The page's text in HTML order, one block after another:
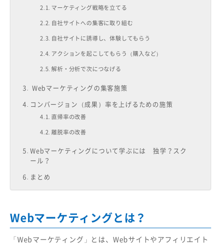
マーケティング戦略を立てる
自社サイトへの集客に取り組む
自社サイトに誘導し、体験してもらう
アクションを起こしてもらう（購入など）
解析・分析で次につなげる
Webマーケティングの集客施策
コンバージョン（成果）率を上げるための施策
直帰率の改善
離脱率の改善
Webマーケティングについて学ぶには 独学？スク
ール？
まとめ
Webマーケティングとは？
「Webマーケティング」とは、Webサイトやアフィリエイト